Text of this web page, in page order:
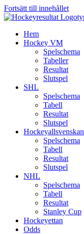
Fortsätt till innehållet
Hem
Hockey VM
Spelschema
Tabeller
Resultat
Slutspel
SHL
Spelschema
Tabell
Resultat
Slutspel
Hockeyallsvenskan
Spelschema
Tabell
Resultat
Slutspel
NHL
Spelschema
Tabell
Resultat
Stanley Cup
Hockeyettan
Odds